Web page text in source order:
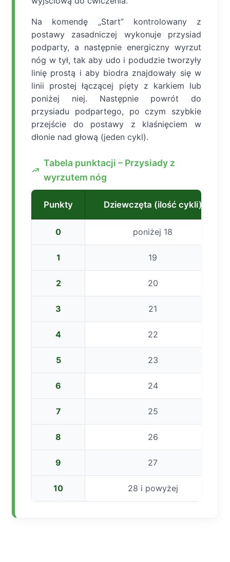
Na komendę „Start” kontrolowany z
postawy zasadniczej wykonuje przysiad
podparty, a następnie energiczny wyrzut
nóg w tył, tak aby udo i podudzie tworzyły
linię prostą i aby biodra znajdowały się w
linii prostej łączącej pięty z karkiem lub
poniżej niej. Następnie powrót do
przysiadu podpartego, po czym szybkie
przejście do postawy z klaśnięciem w
dłonie nad głową (jeden cykl).
Tabela punktacji – Przysiady z
wyrzutem nóg
Punkty Dziewczęta (ilość cykli)
0 poniżej 18
1 19
2 20
3 21
4 22
5 23
6 24
7 25
8 26
9 27
10 28 i powyżej